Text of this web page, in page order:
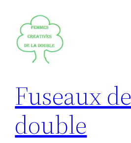
contenu
Fuseaux
double